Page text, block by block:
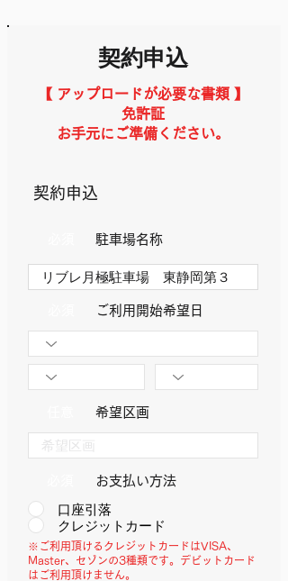
契約申込
【 アップロードが必要な書類 】
免許証
お手元にご準備ください。
​契約申込
駐車場名称
​ご利用開始希望日
希望区画
​お支払い方法
口座引落
クレジットカード
※ご利用頂けるクレジットカードはVISA、
Master、セゾンの3種類です。 デビットカード
はご利用頂けません。